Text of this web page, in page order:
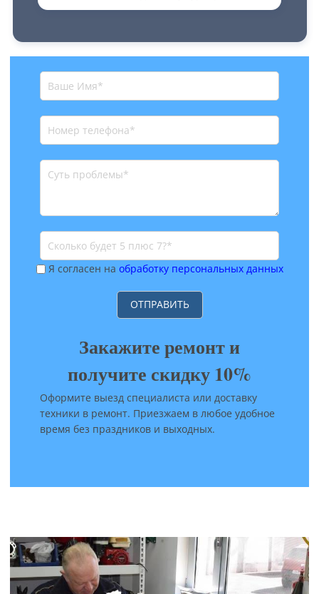
Я согласен на обработку персональных данных
Закажите ремонт и
получите скидку 10%
Оформите выезд специалиста или доставку
техники в ремонт. Приезжаем в любое удобное
время без праздников и выходных.